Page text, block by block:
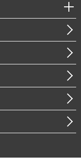
防災（政策）